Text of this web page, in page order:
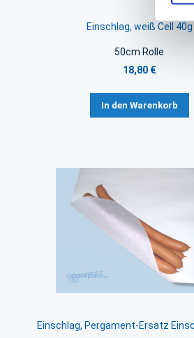
Einschlag, weiß Cell 40g
50cm Rolle
18,80 €
In den Warenkorb
Einschlag, Pergament-Ersatz